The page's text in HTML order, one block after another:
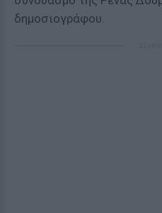
δημοσιογράφου.